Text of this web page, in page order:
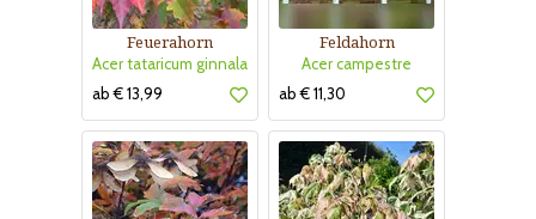
Feuerahorn
Acer tataricum ginnala
ab € 13,99
Feldahorn
Acer campestre
ab € 11,30